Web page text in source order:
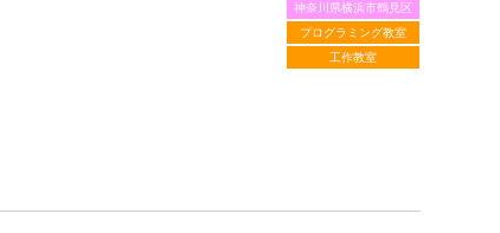
神奈川県横浜市鶴見区
プログラミング教室
工作教室